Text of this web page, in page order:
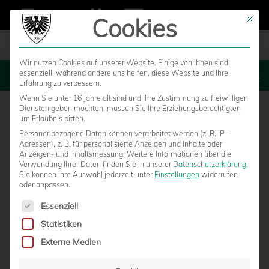
MENU
TOBIAS WARSCHEWSKI STEHT IM
Mit
Cookies
Wir nutzen Cookies auf unserer Website. Einige von ihnen sind
essenziell, während andere uns helfen, diese Website und Ihre
Erfahrung zu verbessern.
Wenn Sie unter 16 Jahre alt sind und Ihre Zustimmung zu freiwilligen
Diensten geben möchten, müssen Sie Ihre Erziehungsberechtigten
um Erlaubnis bitten.
Personenbezogene Daten können verarbeitet werden (z. B. IP-
Adressen), z. B. für personalisierte Anzeigen und Inhalte oder
Anzeigen- und Inhaltsmessung. Weitere Informationen über die
Verwendung Ihrer Daten finden Sie in unserer Datenschutzerklärung.
Sie können Ihre Auswahl jederzeit unter Einstellungen widerrufen
oder anpassen.
Es folgt eine Liste der Service-Gruppen, für die eine
Essenziell
Statistiken
Externe Medien